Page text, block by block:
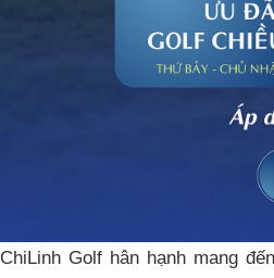
ChiLinh Golf hân hạnh mang